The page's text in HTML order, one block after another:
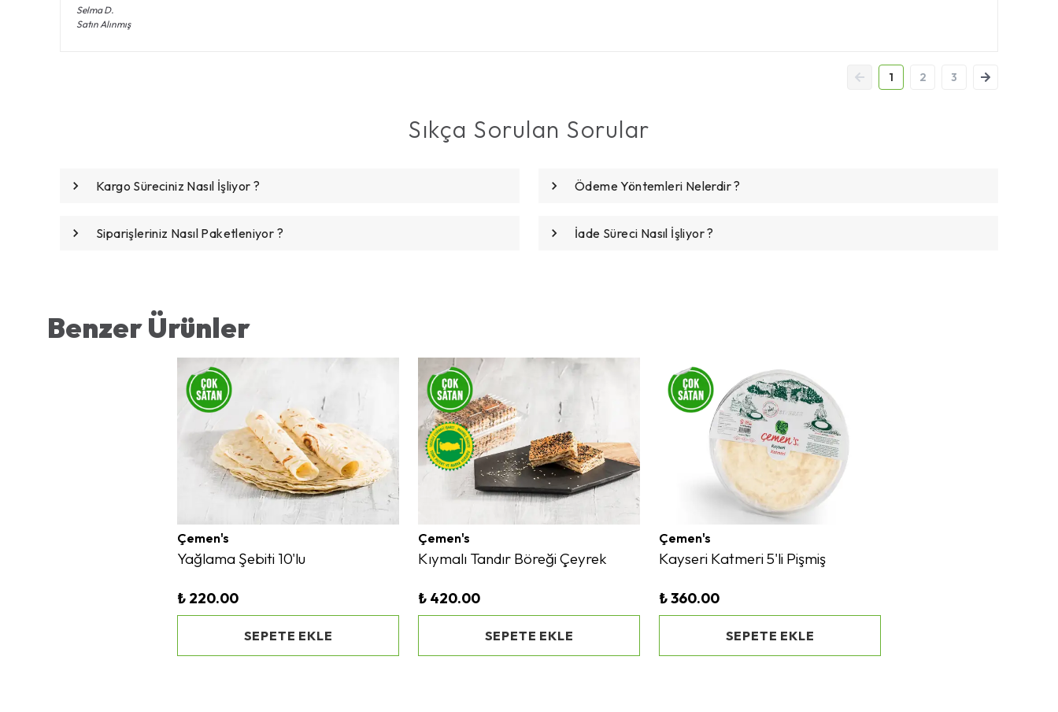
Selma D.
Satın Alınmış
1 2 3
Sıkça Sorulan Sorular
Kargo Süreciniz Nasıl İşliyor ? Ödeme Yöntemleri Nelerdir ?
Siparişleriniz Nasıl Paketleniyor ? İade Süreci Nasıl İşliyor ?
Benzer Ürünler
Çemen's
Yağlama Şebiti 10'lu
₺ 220.00
SEPETE EKLE
Çemen's
Kıymalı Tandır Böreği Çeyrek
₺ 420.00
SEPETE EKLE
Çemen's
Kayseri Katmeri 5'li Pişmiş
₺ 360.00
SEPETE EKLE